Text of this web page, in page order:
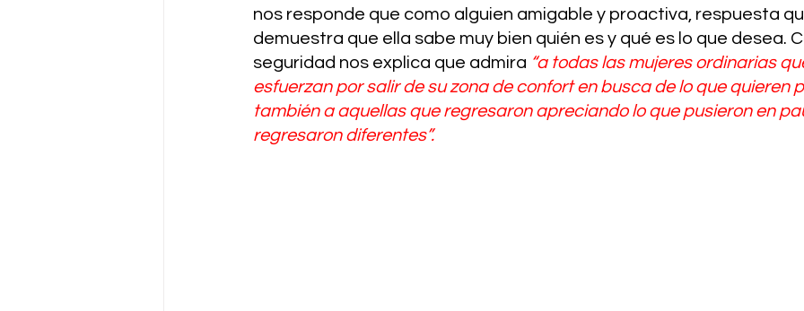
nos responde que como alguien amigable y proactiva, respuesta
demuestra que ella sabe muy bien quién es y qué es lo que desea.
seguridad nos explica que admira “a todas las mujeres ordinarias
esfuerzan por salir de su zona de confort en busca de lo que quieren
también a aquellas que regresaron apreciando lo que pusieron en
regresaron diferentes”.